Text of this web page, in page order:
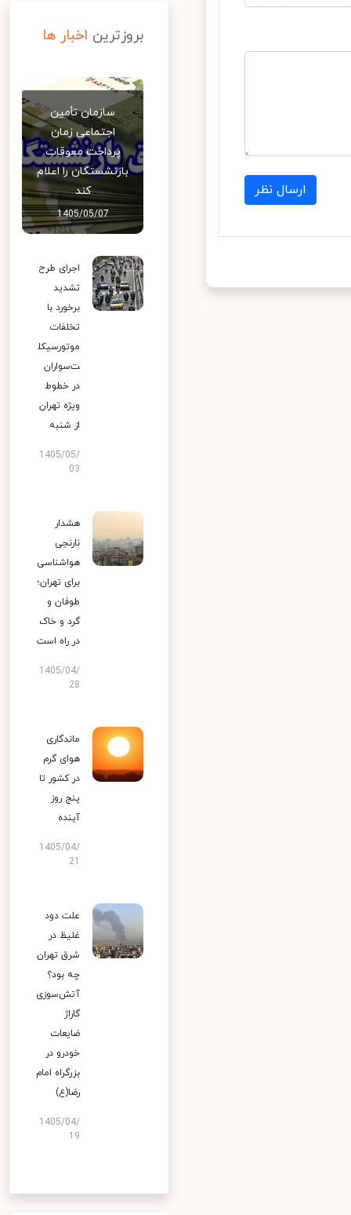
ارسال نظر
بروزترین اخبار ها
سازمان تأمین
اجتماعی زمان
پرداخت معوقات
بازنشستگان را اعلام
کند
1405/05/07
اجرای طرح
تشدید
برخورد با
تخلفات
موتورسیکل
ت‌سواران
در خطوط
ویژه تهران
از شنبه
1405/05/
03
هشدار
نارنجی
هواشناسی
برای تهران؛
طوفان و
گرد و خاک
در راه است
1405/04/
28
ماندگاری
هوای گرم
در کشور تا
پنج روز
آینده
1405/04/
علت دود
غلیظ در
شرق تهران
چه بود؟
آتش‌سوزی
گاراژ
ضایعات
خودرو در
بزرگراه امام
رضا(ع)
1405/04/
19